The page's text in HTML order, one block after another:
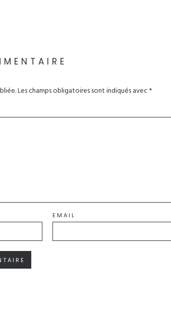
Les champs obligatoires sont indiqués avec*
EMAIL